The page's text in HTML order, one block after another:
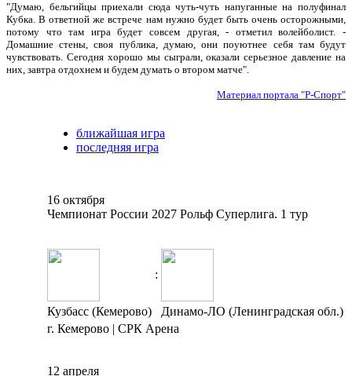
"Думаю, бельгийцы приехали сюда чуть-чуть напуганные на полуфинал
Кубка. В ответной же встрече нам нужно будет быть очень осторожными,
потому что там игра будет совсем другая, - отметил волейболист. -
Домашние стены, своя публика, думаю, они поуютнее себя там будут
чувствовать. Сегодня хорошо мы сыграли, оказали серьезное давление на
них, завтра отдохнем и будем думать о втором матче".
Материал портала "Р-Спорт"
ближайшая игра
последняя игра
16 октября
Чемпионат России 2027 Рольф Суперлига. 1 тур
:
Кузбасс (Кемерово)
Динамо-ЛО (Ленинградская обл.)
г. Кемерово | СРК Арена
12 апреля